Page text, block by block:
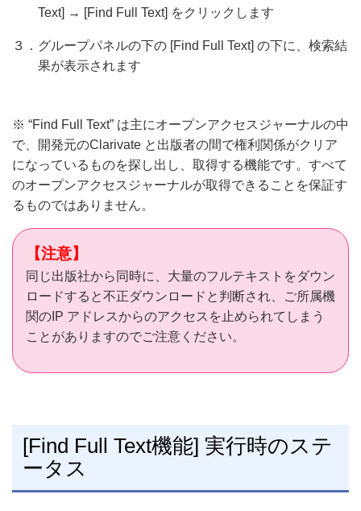
Text] → [Find Full Text] をクリックします
３．グループパネルの下の [Find Full Text] の下に、検索結
果が表示されます
※ “Find Full Text” は主にオープンアクセスジャーナルの中
で、開発元のClarivate と出版者の間で権利関係がクリア
になっているものを探し出し、取得する機能です。すべて
のオープンアクセスジャーナルが取得できることを保証す
るものではありません。
【注意】
同じ出版社から同時に、大量のフルテキストをダウン
ロードすると不正ダウンロードと判断され、ご所属機
関のIP アドレスからのアクセスを止められてしまう
ことがありますのでご注意ください。
[Find Full Text機能] 実行時のステ
ータス